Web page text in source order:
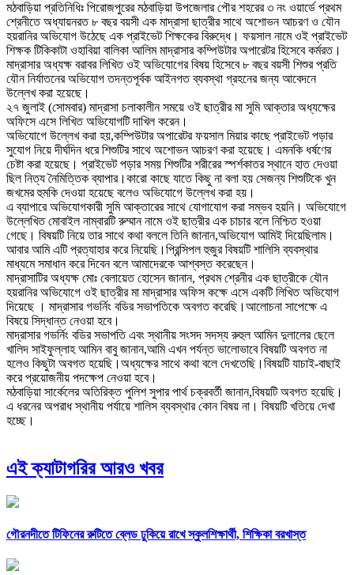
মঠবাড়িয়া প্রতিনিধিঃ পিরোজপুরের মঠবাড়িয়া উপজেলার পৌর শহরের ৩ নং ওয়ার্ডে প্রথম
শ্রেনীতে অধ্যায়নরত ৮ বছর বয়সী এক মাদ্রাসা ছাত্রীর সাথে অশোভন আচরণ ও যৌন
হয়রানির অভিযোগ উঠেছে এক প্রাইভেট শিক্ষকের বিরুদ্ধে। ফয়সাল নামে ওই প্রাইভেট
শিক্ষক টিকিকাটা ওহাবিয়া বালিকা আলিম মাদ্রাসার কম্পিউটার অপারেটর হিসেবে কর্মরত।
মাদ্রাসার অধ্যক্ষ বরাবর লিখিত ওই অভিযোগের বিষয় হিসেবে ৮ বছর বয়সী শিশুর প্রতি
যৌন নির্যাতনের অভিযোগ তদন্তপূর্বক আইনগত ব্যবস্থা গ্রহনের জন্য আবেদনে
উল্লেখ করা হয়েছে।
২৭ জুলাই (সোমবার) মাদ্রাসা চলাকালীন সময়ে ওই ছাত্রীর মা সুমি আক্তার অধ্যক্ষের
অফিসে এসে লিখিত অভিযোগটি দাখিল করেন।
অভিযোগে উল্লেখ করা হয়,কম্পিউটার অপারেটর ফয়সাল মিয়ার কাছে প্রাইভেট পড়ার
সুযোগ নিয়ে দীর্ঘদিন ধরে শিশুটির সাথে অশোভন আচরণ করা হয়েছে। এমনকি ধর্ষণের
চেষ্টা করা হয়েছে। প্রাইভেট পড়ার সময় শিশুটির শরীরের স্পর্শকাতর স্থানে হাত দেওয়া
ছিল নিত্য নৈমিত্তিক ব্যাপার।কারো কাছে যাতে কিছু না বলা হয় সেজন্য শিশুটিকে খুন
জখমের হুমকি দেওয়া হয়েছে বলেও অভিযোগে উল্লেখ করা হয়।
এ ব্যাপারে অভিযোগকারী সুমি আক্তারের সাথে যোগাযোগ করা সম্ভব হয়নি। অভিযোগে
উল্লেখিত মোবাইল নাম্বারটি রুম্মান নামে ওই ছাত্রীর এক চাচার বলে নিশ্চিত হওয়া
গেছে। বিষয়টি নিয়ে তার সাথে কথা বললে তিনি জানান,অভিযোগ আমিই দিয়েছিলাম।
আবার আমি এটি প্রত্যাহার করে নিয়েছি।প্রিন্সিপল হুজুর বিষয়টি শালিসি ব্যবস্থার
মাধ্যমে সমাধান করে দিবেন বলে আমাদেরকে আশ্বস্ত করেছেন।
মাদ্রাসাটির অধ্যক্ষ মোঃ বেলায়েত হোসেন জানান, প্রথম শ্রেনীর এক ছাত্রীকে যৌন
হয়রানির অভিযোগে ওই ছাত্রীর মা মাদ্রাসার অফিস কক্ষে এসে একটি লিখিত অভিযোগ
দিয়েছে । মাদ্রাসার গভর্নিং বডির সভাপতিকে অবগত করেছি।আলোচনা সাপেক্ষে এ
বিষয়ে সিদ্ধান্ত নেওয়া হবে।
মাদ্রাসার গভর্নিং বডির সভাপতি এবং স্থানীয় সংসদ সদস্য রুহুল আমিন দুলালের ছেলে
খালিদ সাইফুল্লাহ আমিন বাবু জানান,আমি এখন পর্যন্ত ভালোভাবে বিষয়টি অবগত না
হলেও কিছুটা অবগত হয়েছি।অধ্যক্ষের সাথে কথা বলে দেখতেছি।বিষয়টি যাচাই-বাছাই
করে প্রয়োজনীয় পদক্ষেপ নেওয়া হবে।
মঠবাড়িয়া সার্কেলের অতিরিক্ত পুলিশ সুপার পার্থ চক্রবর্তী জানান,বিষয়টি অবগত হয়েছি।
এ ধরনের অপরাধ স্থানীয় পর্যায়ে শালিস ব্যবস্থার কোন বিষয় না। বিষয়টি খতিয়ে দেখা
হচ্ছে।
এই ক্যাটাগরির আরও খবর
গৌরনদীতে টিফিনের রুটিতে ব্লেড ঢুকিয়ে রাখে স্কুলশিক্ষার্থী, শিক্ষিকা বরখাস্ত